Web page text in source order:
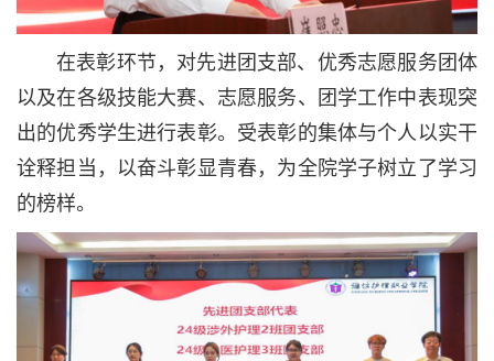
在表彰环节，对先进团支部、优秀志愿服务团体
以及在各级技能大赛、志愿服务、团学工作中表现突
出的优秀学生进行表彰。受表彰的集体与个人以实干
诠释担当，以奋斗彰显青春，为全院学子树立了学习
的榜样。